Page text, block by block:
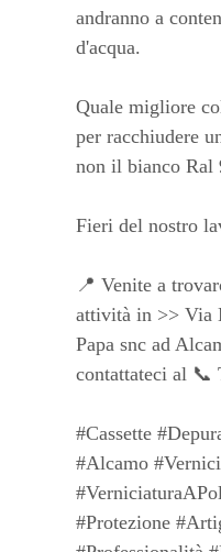
andranno a
d'acqua.
Quale migliore
per racchiudere
non il bianco Ral
Fieri del nostro
📍 Venite a
attività in >> Via
Papa snc ad
contattateci al 📞
#Cassette
#Alcamo
#Protezione